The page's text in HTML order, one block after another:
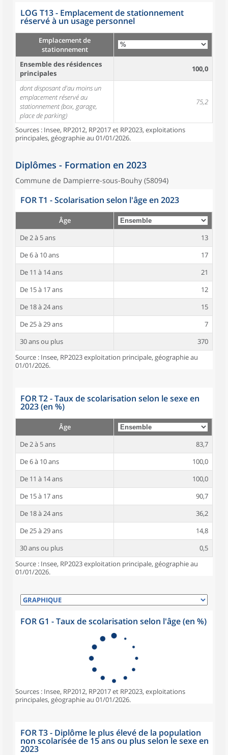
LOG T13 - Emplacement de stationnement
réservé à un usage personnel
Emplacement de
stationnement
Ensemble des résidences
principales
100,0
dont disposant d'au moins un
emplacement réservé au
stationnement (box, garage,
place de parking)
75,2
Sources : Insee, RP2012, RP2017 et RP2023, exploitations
principales, géographie au 01/01/2026.
Diplômes - Formation en 2023
Commune de Dampierre-sous-Bouhy (58094)
FOR T1 - Scolarisation selon l'âge en 2023
Âge
De 2 à 5 ans
13
De 6 à 10 ans
17
De 11 à 14 ans
21
De 15 à 17 ans
12
De 18 à 24 ans
15
De 25 à 29 ans
7
30 ans ou plus
370
Source : Insee, RP2023 exploitation principale, géographie au
01/01/2026.
FOR T2 - Taux de scolarisation selon le sexe en
2023 (en %)
Âge
De 2 à 5 ans
83,7
De 6 à 10 ans
100,0
De 11 à 14 ans
100,0
De 15 à 17 ans
90,7
De 18 à 24 ans
36,2
De 25 à 29 ans
14,8
30 ans ou plus
0,5
Source : Insee, RP2023 exploitation principale, géographie au
01/01/2026.
FOR G1 - Taux de scolarisation selon l'âge (en %)
Sources : Insee, RP2012, RP2017 et RP2023, exploitations
principales, géographie au 01/01/2026.
FOR T3 - Diplôme le plus élevé de la population
non scolarisée de 15 ans ou plus selon le sexe en
2023